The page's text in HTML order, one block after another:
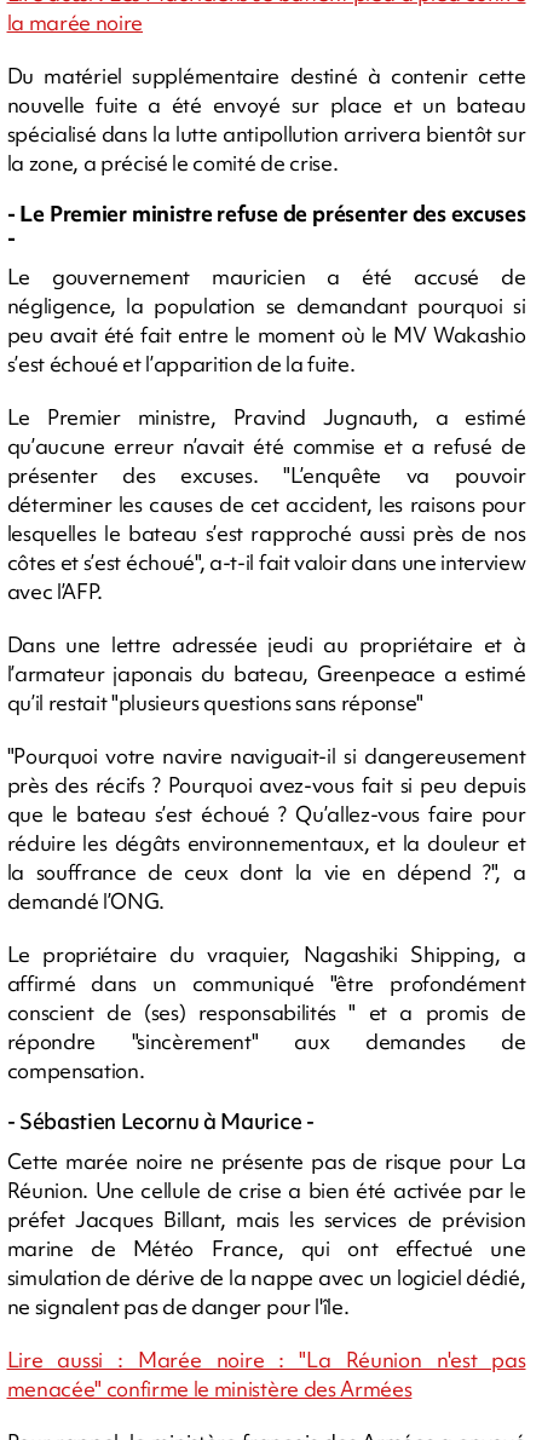
la marée noire
Du matériel supplémentaire destiné à contenir cette
nouvelle fuite a été envoyé sur place et un bateau
spécialisé dans la lutte antipollution arrivera bientôt sur
la zone, a précisé le comité de crise.
- Le Premier ministre refuse de présenter des excuses
-
Le gouvernement mauricien a été accusé de
négligence, la population se demandant pourquoi si
peu avait été fait entre le moment où le MV Wakashio
s’est échoué et l’apparition de la fuite.
Le Premier ministre, Pravind Jugnauth, a estimé
qu’aucune erreur n’avait été commise et a refusé de
présenter des excuses. "L’enquête va pouvoir
déterminer les causes de cet accident, les raisons pour
lesquelles le bateau s’est rapproché aussi près de nos
côtes et s’est échoué", a-t-il fait valoir dans une interview
avec l’AFP.
Dans une lettre adressée jeudi au propriétaire et à
l’armateur japonais du bateau, Greenpeace a estimé
qu’il restait "plusieurs questions sans réponse"
"Pourquoi votre navire naviguait-il si dangereusement
près des récifs ? Pourquoi avez-vous fait si peu depuis
que le bateau s’est échoué ? Qu’allez-vous faire pour
réduire les dégâts environnementaux, et la douleur et
la souffrance de ceux dont la vie en dépend ?", a
demandé l’ONG.
Le propriétaire du vraquier, Nagashiki Shipping, a
affirmé dans un communiqué "être profondément
conscient de (ses) responsabilités " et a promis de
répondre "sincèrement" aux demandes de
compensation.
- Sébastien Lecornu à Maurice -
Cette marée noire ne présente pas de risque pour La
Réunion. Une cellule de crise a bien été activée par le
préfet Jacques Billant, mais les services de prévision
marine de Météo France, qui ont effectué une
simulation de dérive de la nappe avec un logiciel dédié,
ne signalent pas de danger pour l'île.
Lire aussi : Marée noire : "La Réunion n'est pas
menacée" confirme le ministère des Armées